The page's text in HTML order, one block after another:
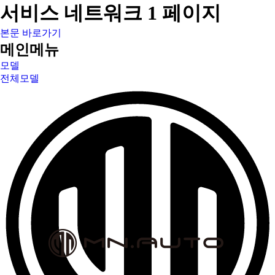
서비스 네트워크 1 페이지
본문 바로가기
메인메뉴
모델
전체모델